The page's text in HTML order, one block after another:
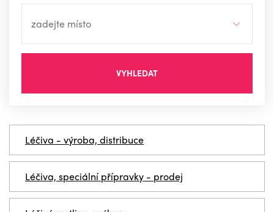
VYHLEDAT
Léčiva - výroba, distribuce
Léčiva, speciální přípravky - prodej